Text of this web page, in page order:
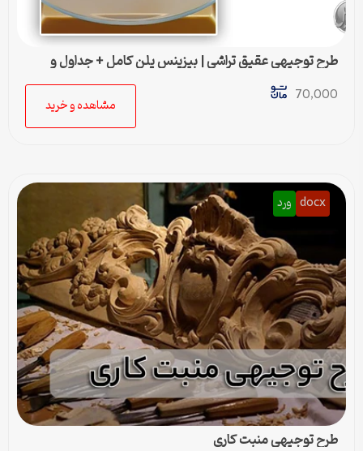
طرح توجیهی عقيق تراشی | بیزینس پلن کامل + جداول و
محاسبات مالی
70,000
مشاهده و خرید
docx ورد
طرح توجیهی منبت کاری